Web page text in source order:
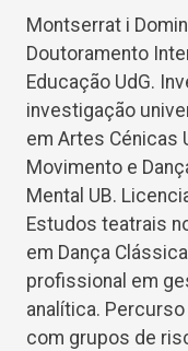
Montserrat i
Doutoramento
Educação UdG.
investigação
em Artes Cénicas
Movimento e
Mental UB.
Estudos teatrais
em Dança
profissional em
analítica.
com grupos de